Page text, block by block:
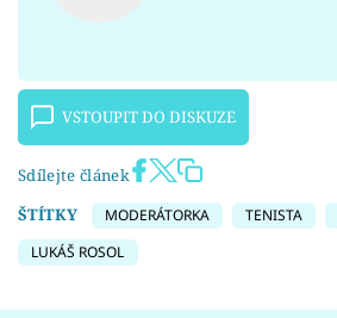
VSTOUPIT DO DISKUZE
Sdílejte článek
ŠTÍTKY
MODERÁTORKA TENISTA
LUKÁŠ ROSOL